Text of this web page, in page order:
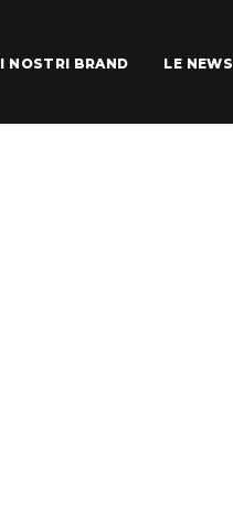
I NOSTRI BRAND LE NEWS